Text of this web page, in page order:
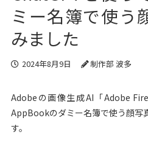
ミー名簿で使う
みました
2024年8月9日 制作部 波多
Adobeの画像生成AI「Adobe
AppBookのダミー名簿で使う顔写
す。